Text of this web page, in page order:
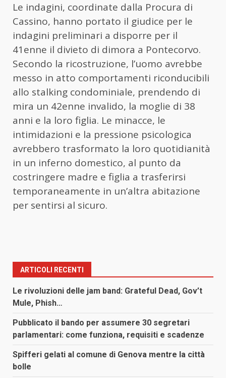
Le indagini, coordinate dalla Procura di
Cassino, hanno portato il giudice per le
indagini preliminari a disporre per il
41enne il divieto di dimora a Pontecorvo.
Secondo la ricostruzione, l’uomo avrebbe
messo in atto comportamenti riconducibili
allo stalking condominiale, prendendo di
mira un 42enne invalido, la moglie di 38
anni e la loro figlia. Le minacce, le
intimidazioni e la pressione psicologica
avrebbero trasformato la loro quotidianità
in un inferno domestico, al punto da
costringere madre e figlia a trasferirsi
temporaneamente in un’altra abitazione
per sentirsi al sicuro.
ARTICOLI RECENTI
Le rivoluzioni delle jam band: Grateful Dead, Gov’t
Mule, Phish…
Pubblicato il bando per assumere 30 segretari
parlamentari: come funziona, requisiti e scadenze
Spifferi gelati al comune di Genova mentre la città
bolle